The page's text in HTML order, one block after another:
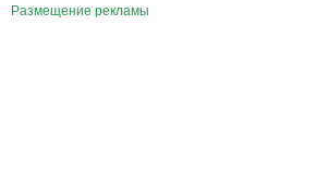
Размещение рекламы